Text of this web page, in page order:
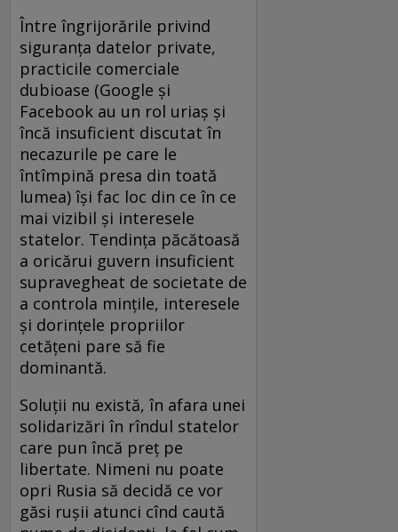
Între îngrijorările privind
siguranța datelor private,
practicile comerciale
dubioase (Google și
Facebook au un rol uriaș și
încă insuficient discutat în
necazurile pe care le
întîmpină presa din toată
lumea) își fac loc din ce în ce
mai vizibil și interesele
statelor. Tendința păcătoasă
a oricărui guvern insuficient
supravegheat de societate de
a controla mințile, interesele
și dorințele propriilor
cetățeni pare să fie
dominantă.
Soluții nu există, în afara unei
solidarizări în rîndul statelor
care pun încă preț pe
libertate. Nimeni nu poate
opri Rusia să decidă ce vor
găsi rușii atunci cînd caută